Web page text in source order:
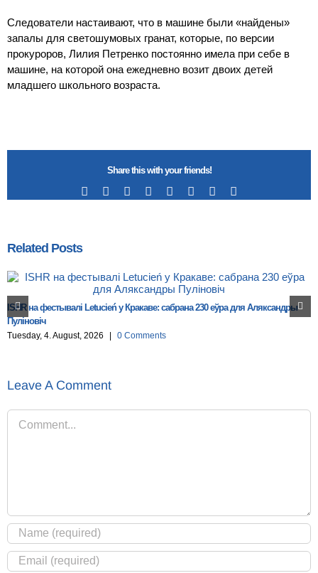
Следователи настаивают, что в машине были «найдены»
запалы для светошумовых гранат, которые, по версии
прокуроров, Лилия Петренко постоянно имела при себе в
машине, на которой она ежедневно возит двоих детей
младшего школьного возраста.
Share this with your friends!
Facebook RedditLinkedIn
TumblrPinterest
Related Posts
ISHR на фестывалі Letucień у Кракаве: сабрана 230 еўра для Аляксандры
Пуліновіч
Tuesday, 4. August, 2026 0 Comments
Leave A Comment
Comment